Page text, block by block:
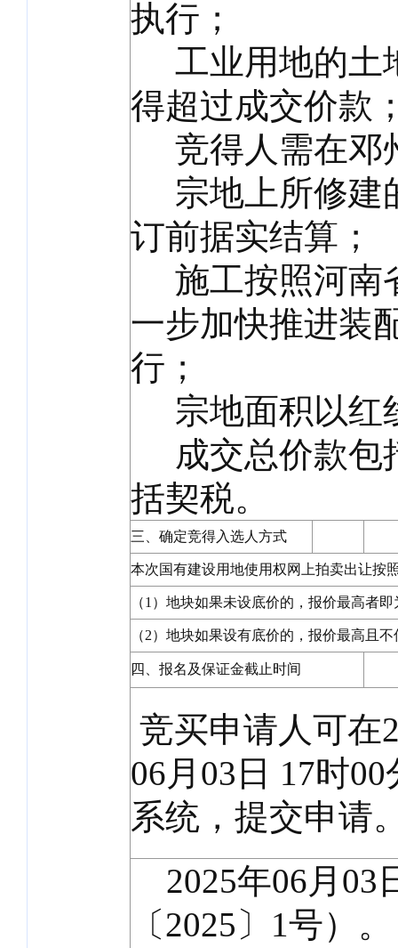
执行；
工业用地的土
得超过成交价款
竞得人需在邓
宗地上所修建
订前据实结算；
施工按照河南
一步加快推进装
行；
宗地面积以红
成交总价款包
括契税。
三、确定竞得入选人方式
本次国有建设用地使用权网上拍卖出让按
（1）地块如果未设底价的，报价最高者
（2）地块如果设有底价的，报价最高且
四、报名及保证金截止时间
竞买申请人可在
06月03日 17时
系统，提交申请
2025年06月03
〔2025〕1号）。